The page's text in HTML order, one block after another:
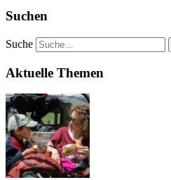
Suchen
Suche
Aktuelle Themen